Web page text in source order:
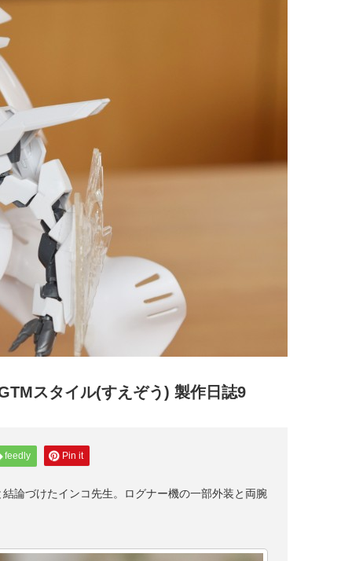
スタイル(すえぞう) 製作日誌9
feedly Pin it
論づけたインコ先生。ログナー機の一部外装と両腕